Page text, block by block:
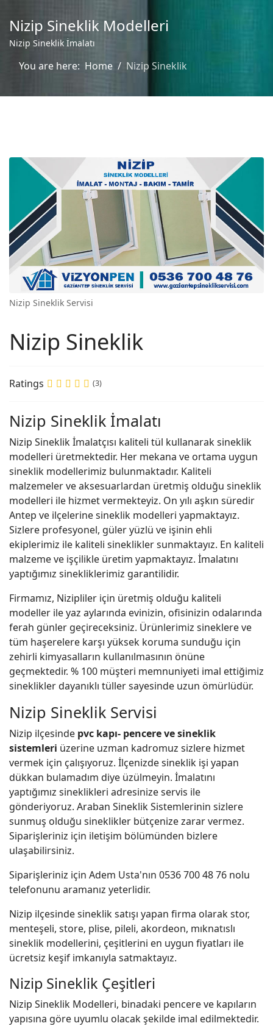
Nizip Sineklik Modelleri
Nizip Sineklik İmalatı
You are here: Home Nizip Sineklik
Nizip Sineklik Servisi
Nizip Sineklik
Ratings (3)
Nizip Sineklik İmalatı
Nizip Sineklik İmalatçısı kaliteli tül kullanarak sineklik
modelleri üretmektedir. Her mekana ve ortama uygun
sineklik modellerimiz bulunmaktadır. Kaliteli
malzemeler ve aksesuarlardan üretmiş olduğu sineklik
modelleri ile hizmet vermekteyiz. On yılı aşkın süredir
Antep ve ilçelerine sineklik modelleri yapmaktayız.
Sizlere profesyonel, güler yüzlü ve işinin ehli
ekiplerimiz ile kaliteli sineklikler sunmaktayız. En kaliteli
malzeme ve işçilikle üretim yapmaktayız. İmalatını
yaptığımız sinekliklerimiz garantilidir.
Firmamız, Nizipliler için üretmiş olduğu kaliteli
modeller ile yaz aylarında evinizin, ofisinizin odalarında
ferah günler geçireceksiniz. Ürünlerimiz sineklere ve
tüm haşerelere karşı yüksek koruma sunduğu için
zehirli kimyasalların kullanılmasının önüne
geçmektedir. % 100 müşteri memnuniyeti imal ettiğimiz
sineklikler dayanıklı tüller sayesinde uzun ömürlüdür.
Nizip Sineklik Servisi
Nizip ilçesinde pvc kapı- pencere ve sineklik
sistemleri üzerine uzman kadromuz sizlere hizmet
vermek için çalışıyoruz. İlçenizde sineklik işi yapan
dükkan bulamadım diye üzülmeyin. İmalatını
yaptığımız sineklikleri adresinize servis ile
gönderiyoruz. Araban Sineklik Sistemlerinin sizlere
sunmuş olduğu sineklikler bütçenize zarar vermez.
Siparişleriniz için iletişim bölümünden bizlere
ulaşabilirsiniz.
Siparişleriniz için Adem Usta'nın 0536 700 48 76 nolu
telefonunu aramanız yeterlidir.
Nizip ilçesinde sineklik satışı yapan firma olarak stor,
menteşeli, store, plise, pileli, akordeon, mıknatıslı
sineklik modellerini, çeşitlerini en uygun fiyatları ile
ücretsiz keşif imkanıyla satmaktayız.
Nizip Sineklik Çeşitleri
Nizip Sineklik Modelleri, binadaki pencere ve kapıların
yapısına göre uyumlu olacak şekilde imal edilmektedir.